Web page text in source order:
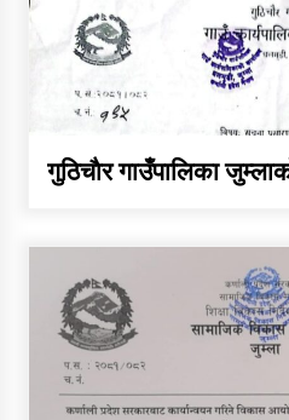
गुठिचाैर गाउँपालिका